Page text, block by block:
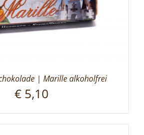
| Marille alkoholfrei
€ 5,10